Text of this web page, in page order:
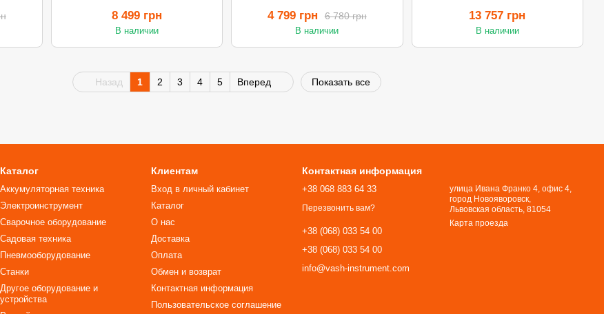
8 499 грн
В наличии
6 780 грн
4 799 грн
В наличии
13 757 грн
В наличии
Назад 1 2 3 4 5 Вперед Показать все
Каталог
Аккумуляторная техника
Электроинструмент
Сварочное оборудование
Садовая техника
Пневмооборудование
Станки
Другое оборудование и
устройства
Клиентам
Вход в личный кабинет
Каталог
О нас
Доставка
Оплата
Обмен и возврат
Контактная информация
Пользовательское соглашение
Контактная информация
+38 068 883 64 33
Перезвонить вам?
+38 (068) 033 54 00
+38 (068) 033 54 00
info@vash-instrument.com
улица Ивана Франко 4, офис 4,
город Новояворовск,
Львовская область, 81054​​​​​​​
Карта проезда